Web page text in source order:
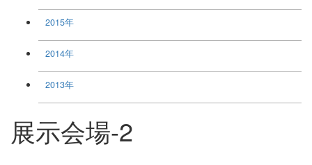
2015年
2014年
2013年
展示会場-2